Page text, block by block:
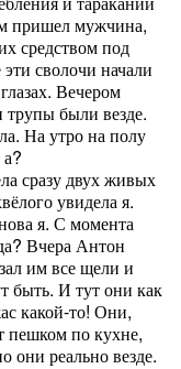
пришел мужчина,
средством под
сволочи начали
Вечером
были везде.
На утро на полу
сразу двух живых
увидела я.
я. С момента
Вчера Антон
им все щели и
быть. И тут они как
какой-то! Они,
пешком по кухне,
они реально везде.